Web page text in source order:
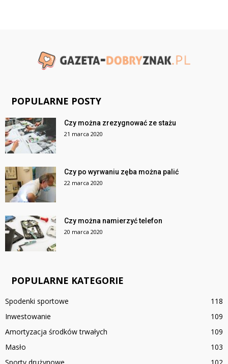
POPULARNE POSTY
Czy można zrezygnować ze stażu
21 marca 2020
Czy po wyrwaniu zęba można palić
22 marca 2020
Czy można namierzyć telefon
20 marca 2020
POPULARNE KATEGORIE
Spodenki sportowe
118
Inwestowanie
109
Amortyzacja środków trwałych
109
Masło
103